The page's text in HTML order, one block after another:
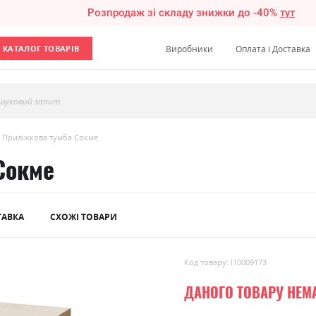
Розпродаж зі складу знижки до -40% тут
КАТАЛОГ ТОВАРІВ Виробники Оплата і Доставка
запит
Приліжкова тумба Сокме
СХОЖІ ТОВАРИ
Код товару: l10009173
ДАНОГО ТОВАРУ